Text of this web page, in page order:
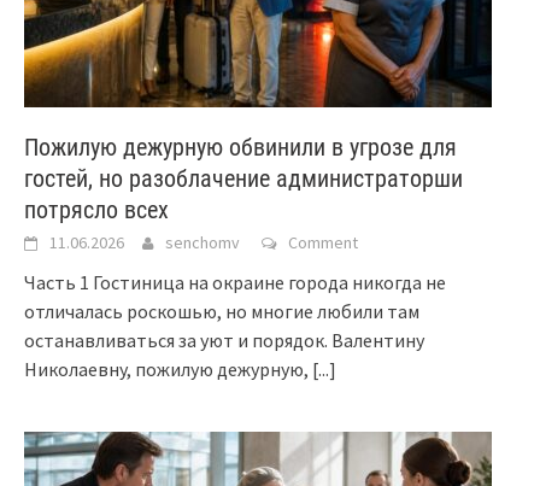
Пожилую дежурную обвинили в угрозе для
гостей, но разоблачение администраторши
потрясло всех
11.06.2026 senchomv Comment
Часть 1 Гостиница на окраине города никогда не
отличалась роскошью, но многие любили там
останавливаться за уют и порядок. Валентину
Николаевну, пожилую дежурную, [...]